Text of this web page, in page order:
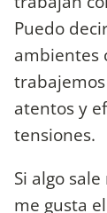
Puedo
ambientes
atentos y
tensiones.
Si algo
me gusta